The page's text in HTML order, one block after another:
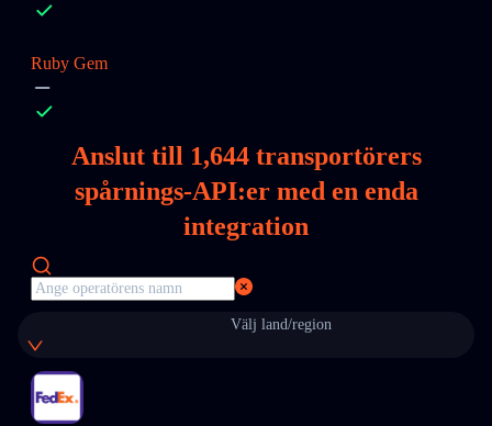
Ruby Gem
Anslut till 1,644transportörers
spårnings-API:er med en enda
integration
Välj land/region